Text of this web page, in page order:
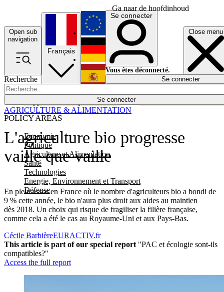
Ga naar de hoofdinhoud
Open sub
navigation
Close menu
Recherche
Se connecter
POLICY AREAS
Economie
Politique
Agriculture et Alimentation
Santé
Technologies
Energie, Environnement et Transport
Défense
Économie
Français
English
Deutsch
Español
Se connecter
Vous êtes déconnecté.
Se connecter
L'agriculture bio progresse
vaille que vaille
En plein essor en France où le nombre d'agriculteurs bio a bondi de
9 % cette année, le bio n'aura plus droit aux aides au maintien
dès 2018. Un choix qui risque de fragiliser la filière française,
comme cela a été le cas au Royaume-Uni et aux Pays-Bas.
AGRICULTURE & ALIMENTATION
Cécile BarbièreEURACTIV.fr
This article is part of our special report "PAC et écologie sont-ils
compatibles?"
Access the full report